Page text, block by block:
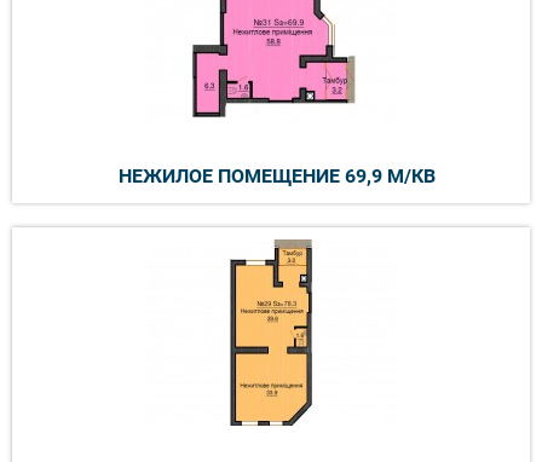
НЕЖИЛОЕ ПОМЕЩЕНИЕ 69,9 М/КВ